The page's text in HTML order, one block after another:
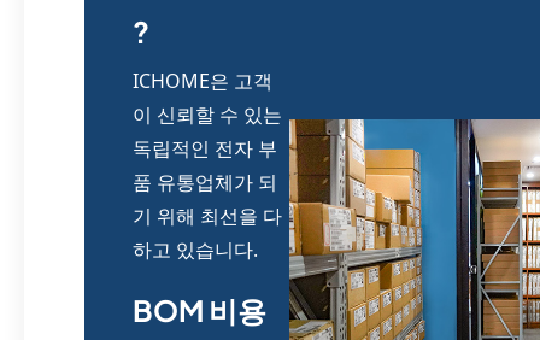
?
ICHOME은 고객
이 신뢰할 수 있는
독립적인 전자 부
품 유통업체가 되
기 위해 최선을 다
하고 있습니다.
BOM 비용